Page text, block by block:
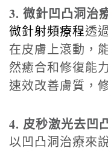
3. 微針凹凸洞治
微針射頻療程透
在皮膚上滾動，
然癒合和修復能
速效改善膚質，
4. 皮秒激光去凹
以凹凸洞治療來